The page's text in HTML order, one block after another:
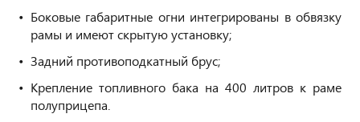
Боковые габаритные огни интегрированы в обвязку
рамы и имеют скрытую установку;
Задний противоподкатный брус;
Крепление топливного бака на 400 литров к раме
полуприцепа.